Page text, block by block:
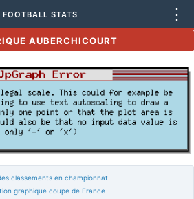
FOOTBALL STATS ⋮
AUBERCHICOURT
classements en championnat
graphique coupe de France